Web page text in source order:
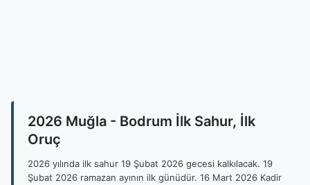
2026 Muğla - Bodrum İlk Sahur, İlk
Oruç
2026 yılında ilk sahur 19 Şubat 2026 gecesi kalkılacak. 19
Şubat 2026 ramazan ayının ilk günüdür. 16 Mart 2026 Kadir